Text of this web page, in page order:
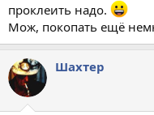
проклеить надо.
Мож, покопать ещё
Шахтер